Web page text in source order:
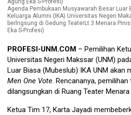
Agenda Pembukaan Musyawarah Besar Luar
Keluarga Alumni (IKA) Universitas Negeri
berlngsung di Gedung TeaterLt.3 Menara
Eka S-Profesi)
PROFESI-UNM.COM – Pemilihan
Universitas Negeri Makssar (UNM)
Luar Biasa (Mubeslub) IKA UNM akan
Men One Vote. Rencananya,
dilangsungkan di Ruang Teater Menara
Ketua Tim 17, Karta Jayadi